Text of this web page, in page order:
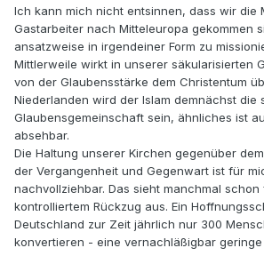
Ich kann mich nicht entsinnen, dass wir die
Gastarbeiter nach Mitteleuropa gekommen
ansatzweise in irgendeiner Form zu
Mittlerweile wirkt in unserer säkularisierten
von der Glaubensstärke dem Christentum
Niederlanden wird der Islam demnächst die
Glaubensgemeinschaft sein, ähnliches ist
absehbar.
Die Haltung unserer Kirchen gegenüber
der Vergangenheit und Gegenwart ist für
nachvollziehbar. Das sieht manchmal
kontrolliertem Rückzug aus. Ein
Deutschland zur Zeit jährlich nur 300
konvertieren - eine vernachläßigbar geringe